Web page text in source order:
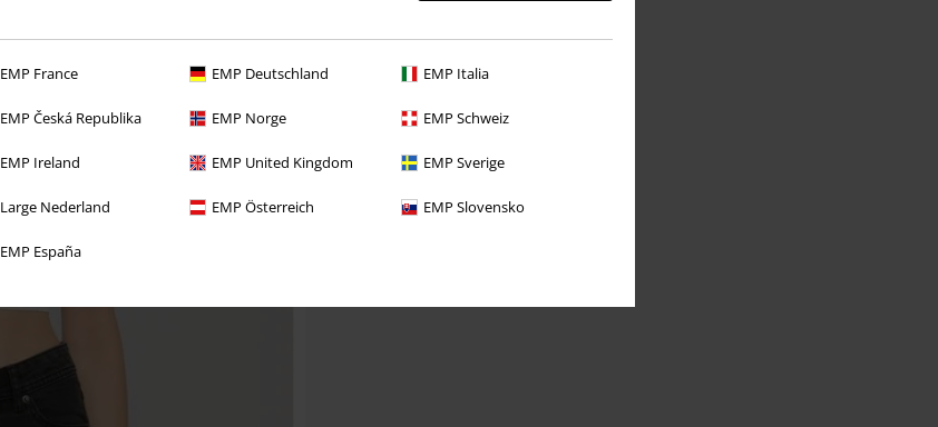
EMP France EMP Deutschland EMP Italia
EMP Česká Republika EMP Norge EMP Schweiz
EMP Ireland EMP United Kingdom EMP Sverige
Large Nederland EMP Österreich EMP Slovensko
EMP España